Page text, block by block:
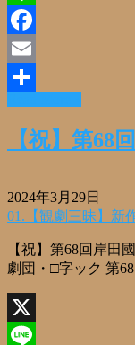
Line
Facebook
Email
共
【祝】第68
2024年3月29日
01.【観劇三昧】新
【祝】第68回岸
劇団・□字ック 第
X